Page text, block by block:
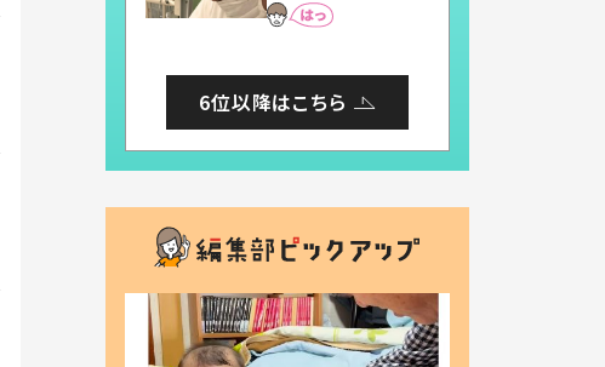
に書いてあった本音
6位以降はこちら